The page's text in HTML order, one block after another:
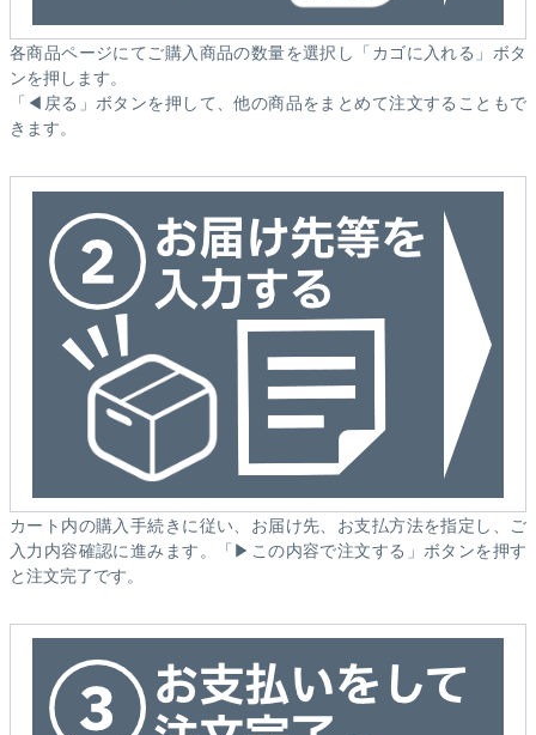
各商品ページにてご購入商品の数量を選択し「カゴに入れる」ボタ
ンを押します。
「◀戻る」ボタンを押して、他の商品をまとめて注文することもで
きます。
カート内の購入手続きに従い、お届け先、お支払方法を指定し、ご
入力内容確認に進みます。「▶この内容で注文する」ボタンを押す
と注文完了です。